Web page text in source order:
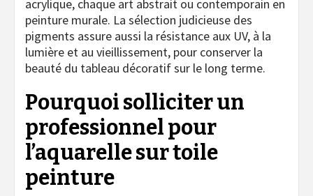
acrylique, chaque art abstrait ou contemporain en
peinture murale. La sélection judicieuse des
pigments assure aussi la résistance aux UV, à la
lumière et au vieillissement, pour conserver la
beauté du tableau décoratif sur le long terme.
Pourquoi solliciter un
professionnel pour
l’aquarelle sur toile
peinture